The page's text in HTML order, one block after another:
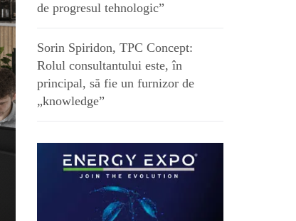
de progresul tehnologic”
Sorin Spiridon, TPC Concept:
Rolul consultantului este, în
principal, să fie un furnizor de
„knowledge”